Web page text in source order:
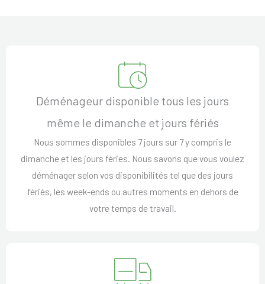
Déménageur disponible tous les jours
même le dimanche et jours fériés
Nous sommes disponibles 7 jours sur 7 y compris le
dimanche et les jours féries. Nous savons que vous voulez
déménager selon vos disponibilités tel que des jours
fériés, les week-ends ou autres moments en dehors de
votre temps de travail.